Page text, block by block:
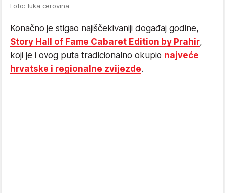
Foto: luka cerovina
Konačno je stigao najiščekivaniji događaj godine,
Story Hall of Fame Cabaret Edition by Prahir,
koji je i ovog puta tradicionalno okupio najveće
hrvatske i regionalne zvijezde.